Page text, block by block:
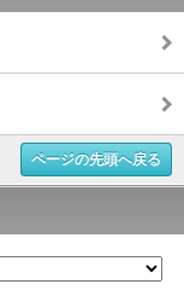
ページの先頭へ戻る